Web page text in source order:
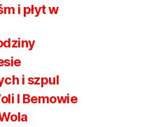
i płyt w
i szpul
I Bemowie